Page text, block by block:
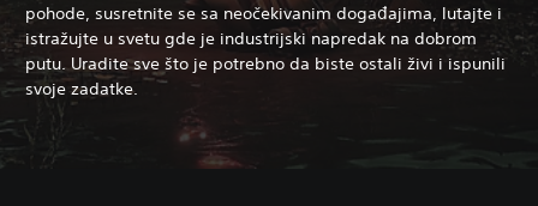
pohode, susretnite se sa neočekivanim događajima, lutajte i
istražujte u svetu gde je industrijski napredak na dobrom
putu. Uradite sve što je potrebno da biste ostali živi i ispunili
svoje zadatke.